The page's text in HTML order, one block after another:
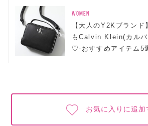
WOMEN
【大人のY2Kブラン
もCalvin Klein(カルバ
♡-おすすめアイテム5
お気に入りに追加